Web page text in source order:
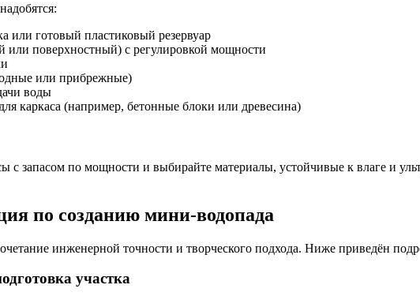
или готовый пластиковый резервуар
или поверхностный) с регулировкой мощности
или прибрежные)
воды
каркаса (например, бетонные блоки или древесина)
с запасом по мощности и выбирайте материалы, устойчивые к влаге и
по созданию мини-водопада
инженерной точности и творческого подхода. Ниже приведён
участка